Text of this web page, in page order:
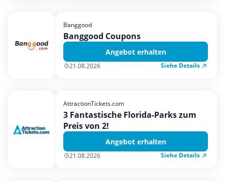
Banggood
Banggood Coupons
Angebot erhalten
21.08.2026 Siehe Details
AttractionTickets.com
3 Fantastische Florida-Parks zum
Preis von 2!
Angebot erhalten
21.08.2026 Siehe Details